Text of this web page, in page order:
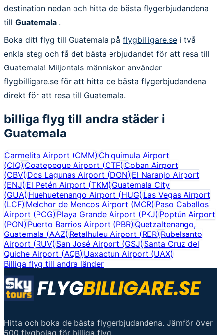
destination nedan och hitta de bästa flygerbjudandena
till Guatemala .
Boka ditt flyg till Guatemala på flygbilligare.se i två
enkla steg och få det bästa erbjudandet för att resa till
Guatemala! Miljontals människor använder
flygbilligare.se för att hitta de bästa flygerbjudandena
direkt för att resa till Guatemala.
billiga flyg till andra städer i
Guatemala
Carmelita Airport (CMM)Chiquimula Airport
(CIQ)Coatepeque Airport (CTF) Coban Airport
(CBV)Dos Lagunas Airport (DON) El Naranjo Airport
(ENJ)El Petén Airport (TKM) Guatemala City
(GUA)Huehuetenango Airport (HUG) Las Vegas Airport
(LCF)Melchor de Mencos Airport (MCR) Paso Caballos
Airport (PCG)Playa Grande Airport (PKJ) Poptún Airport
(PON)Puerto Barrios Airport (PBR) Quetzaltenango,
Guatemala (AAZ)Retalhuleu Airport (RER) Rubelsanto
Airport (RUV)San José Airport (GSJ) Santa Cruz del
Quiche Airport (AQB)Uaxactun Airport (UAX)
Billiga flyg till andra länder
Hitta och boka de bästa flygerbjudandena. Jämför över
500 flygbolag för billiga flyg.